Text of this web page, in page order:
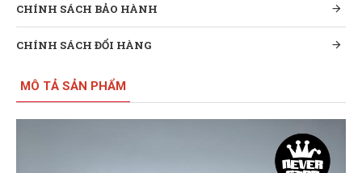
CHÍNH SÁCH BẢO HÀNH
CHÍNH SÁCH ĐỔI HÀNG
MÔ TẢ SẢN PHẨM